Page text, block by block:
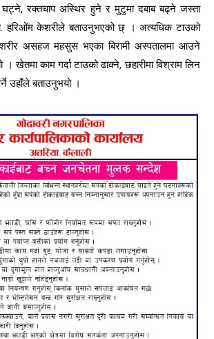
घट्ने, रक्तचाप अस्थिर हुने र मुटुमा दबाब बढ्ने जस्ता
हरिओंम केशरीले बताउनुभएको छ् । अत्यधिक टाउको
शरीर असहज महसुस भएका बिरामी अस्पतालमा आउने
खेतमा काम गर्दा टाउको ढाक्ने, छहारीमा विश्राम लिन
उहाँले बताउनुभयो ।